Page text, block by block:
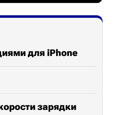
для iPhone
зарядки